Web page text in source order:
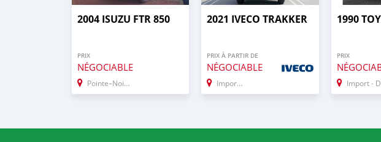
2004 ISUZU FTR 850
PRIX
NÉGOCIABLE
Pointe–Noire
2021 IVECO TRAKKER
PRIX À PARTIR DE
NÉGOCIABLE
Import - Dubai
1990
PRIX
Import - Dubai